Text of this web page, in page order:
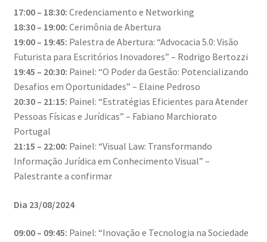
17:00 – 18:30: Credenciamento e Networking
18:30 – 19:00: Cerimônia de Abertura
19:00 – 19:45: Palestra de Abertura: “Advocacia 5.0: Visão
Futurista para Escritórios Inovadores” – Rodrigo Bertozzi
19:45 – 20:30: Painel: “O Poder da Gestão: Potencializando
Desafios em Oportunidades” – Elaine Pedroso
20:30 – 21:15: Painel: “Estratégias Eficientes para Atender
Pessoas Físicas e Jurídicas” – Fabiano Marchiorato
Portugal
21:15 – 22:00: Painel: “Visual Law: Transformando
Informação Jurídica em Conhecimento Visual” –
Palestrante a confirmar
Dia 23/08/2024
09:00 – 09:45: Painel: “Inovação e Tecnologia na Sociedade